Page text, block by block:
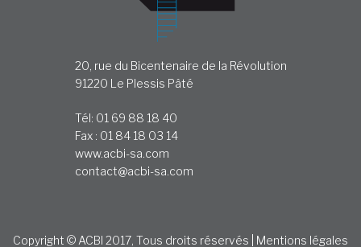
20, rue du Bicentenaire de la Révolution
91220 Le Plessis Pâté
Tél: 01 69 88 18 40
Fax : 01 84 18 03 14
www.acbi-sa.com
contact@acbi-sa.com
Copyright © ACBI 2017, Tous droits réservés | Mentions légales